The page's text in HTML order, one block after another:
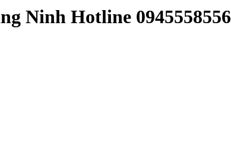
Ninh Hotline 0945558556